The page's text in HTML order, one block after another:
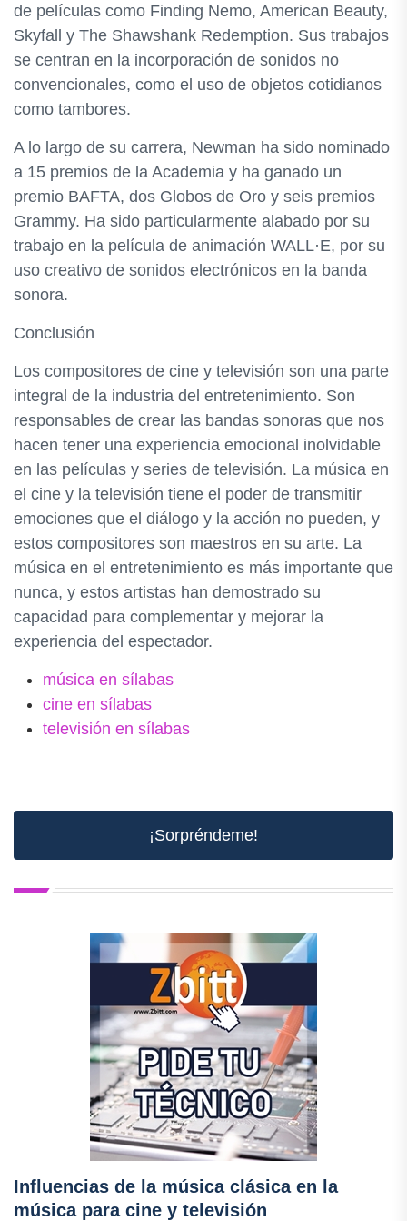
de películas como Finding Nemo, American Beauty,
Skyfall y The Shawshank Redemption. Sus trabajos
se centran en la incorporación de sonidos no
convencionales, como el uso de objetos cotidianos
como tambores.
A lo largo de su carrera, Newman ha sido nominado
a 15 premios de la Academia y ha ganado un
premio BAFTA, dos Globos de Oro y seis premios
Grammy. Ha sido particularmente alabado por su
trabajo en la película de animación WALL·E, por su
uso creativo de sonidos electrónicos en la banda
sonora.
Conclusión
Los compositores de cine y televisión son una parte
integral de la industria del entretenimiento. Son
responsables de crear las bandas sonoras que nos
hacen tener una experiencia emocional inolvidable
en las películas y series de televisión. La música en
el cine y la televisión tiene el poder de transmitir
emociones que el diálogo y la acción no pueden, y
estos compositores son maestros en su arte. La
música en el entretenimiento es más importante que
nunca, y estos artistas han demostrado su
capacidad para complementar y mejorar la
experiencia del espectador.
música en sílabas
cine en sílabas
televisión en sílabas
¡Sorpréndeme!
Influencias de la música clásica en la
música para cine y televisión